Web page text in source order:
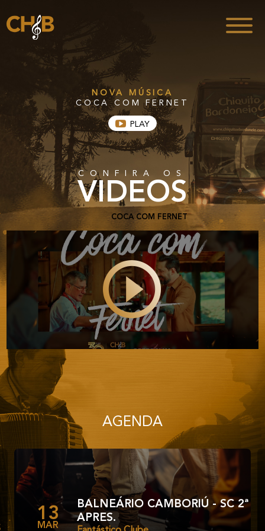
NOVA MÚSICA
COCA COM FERNET
PLAY
CONFIRA OS
VIDEOS
COCA COM FERNET
AGENDA
13
MAR
BALNEÁRIO CAMBORIÚ - SC 2ª
APRES.